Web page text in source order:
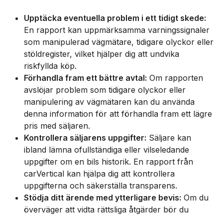
Upptäcka eventuella problem i ett tidigt skede:
En rapport kan uppmärksamma varningssignaler
som manipulerad vägmätare, tidigare olyckor eller
stöldregister, vilket hjälper dig att undvika
riskfyllda köp.
Förhandla fram ett bättre avtal: Om rapporten
avslöjar problem som tidigare olyckor eller
manipulering av vägmätaren kan du använda
denna information för att förhandla fram ett lägre
pris med säljaren.
Kontrollera säljarens uppgifter: Säljare kan
ibland lämna ofullständiga eller vilseledande
uppgifter om en bils historik. En rapport från
carVertical kan hjälpa dig att kontrollera
uppgifterna och säkerställa transparens.
Stödja ditt ärende med ytterligare bevis: Om du
överväger att vidta rättsliga åtgärder bör du